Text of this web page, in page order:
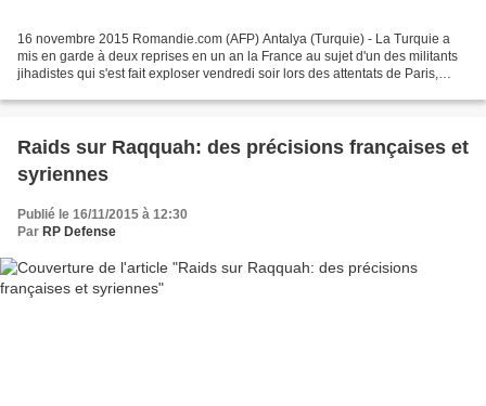
16 novembre 2015 Romandie.com (AFP) Antalya (Turquie) - La Turquie a
mis en garde à deux reprises en un an la France au sujet d'un des militants
jihadistes qui s'est fait exploser vendredi soir lors des attentats de Paris,
Raids sur Raqquah: des précisions françaises et
syriennes
Publié le 16/11/2015 à 12:30
Par RP Defense